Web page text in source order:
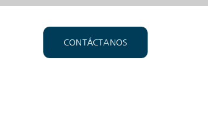
CONTÁCTANOS